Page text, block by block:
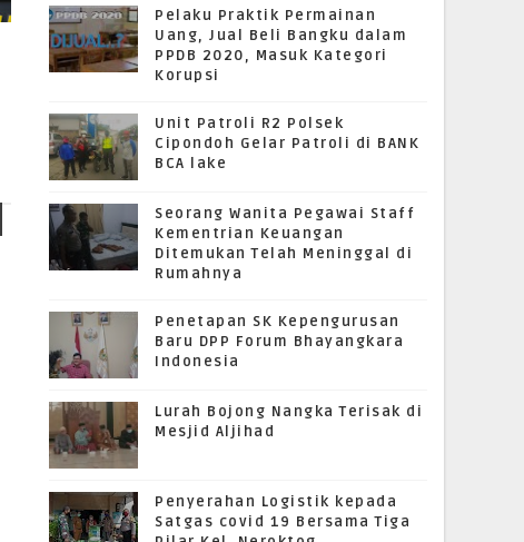
Pelaku Praktik Permainan
Uang, Jual Beli Bangku dalam
PPDB 2020, Masuk Kategori
Korupsi
Unit Patroli R2 Polsek
Cipondoh Gelar Patroli di BANK
BCA lake
Seorang Wanita Pegawai Staff
Kementrian Keuangan
Ditemukan Telah Meninggal di
Rumahnya
Penetapan SK Kepengurusan
Baru DPP Forum Bhayangkara
Indonesia
Lurah Bojong Nangka Terisak di
Mesjid Aljihad
Penyerahan Logistik kepada
Satgas covid 19 Bersama Tiga